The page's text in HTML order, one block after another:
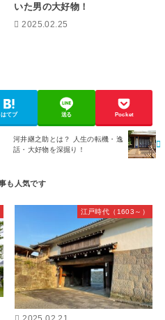
いた男の大好物！
2025.02.25
はてブ 送る Pocket
河井継之助とは？ 人生の転機・逸
話・大好物を深掘り！
江戸時代（1603～）